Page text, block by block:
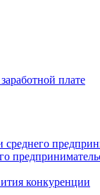
плате
среднего
конкуренции